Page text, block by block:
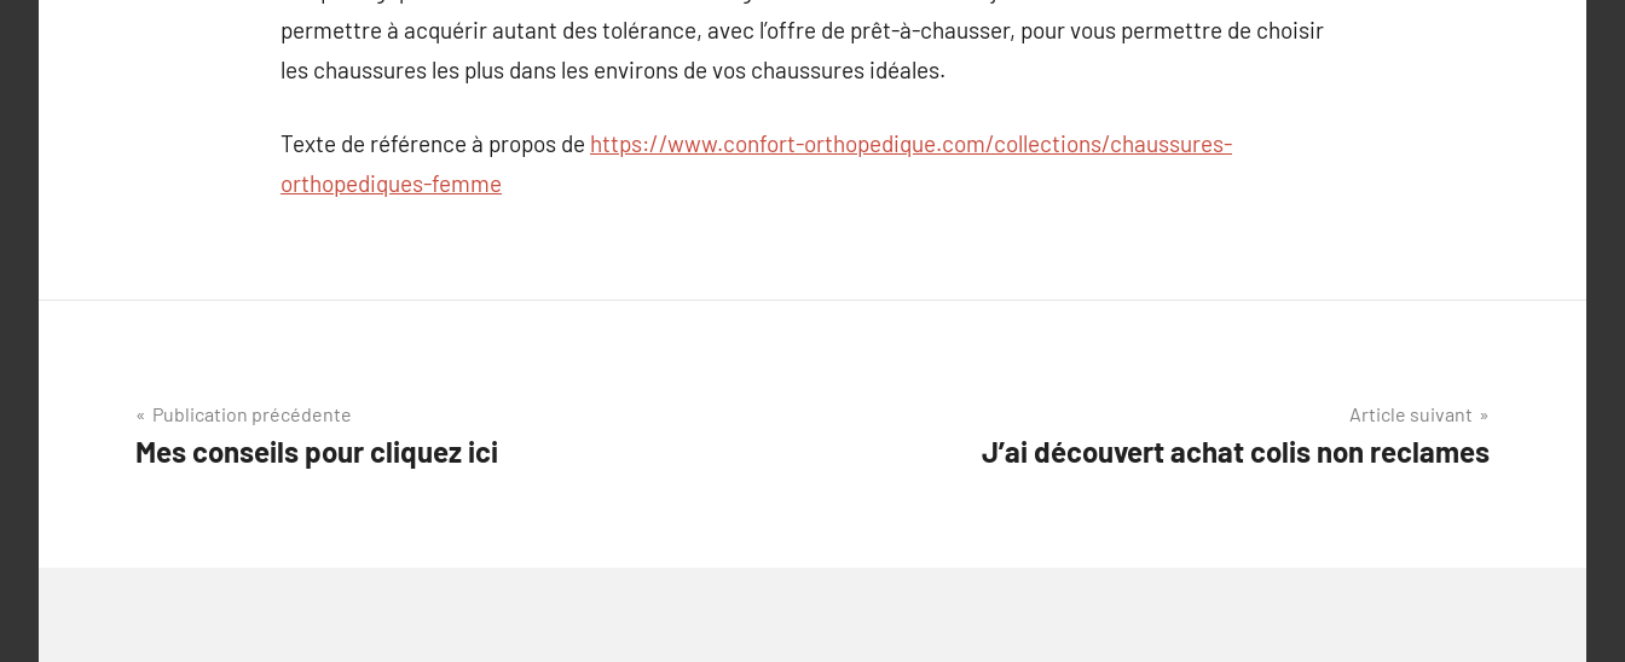
permettre à acquérir autant des tolérance, avec l’offre de prêt-à-chausser, pour vous permettre de choisir
les chaussures les plus dans les environs de vos chaussures idéales.
Texte de référence à propos de https://www.confort-orthopedique.com/collections/chaussures-
orthopediques-femme
Navigation
de
Publication précédente
Mes conseils pour cliquez ici
Article suivant
J’ai découvert achat colis non reclames